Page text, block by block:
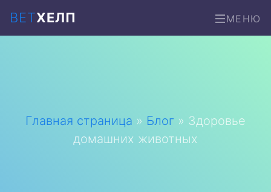
ВЕТХЕЛП МЕНЮ
Главная страница » Блог » Здоровье
домашних животных